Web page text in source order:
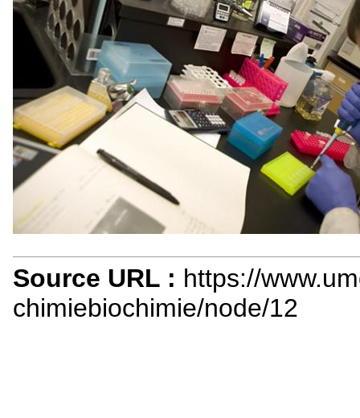
Source URL : https://
chimiebiochimie/node/12